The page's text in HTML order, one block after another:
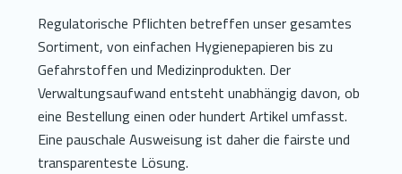
Regulatorische Pflichten betreffen unser gesamtes
Sortiment, von einfachen Hygienepapieren bis zu
Gefahrstoffen und Medizinprodukten. Der
Verwaltungsaufwand entsteht unabhängig davon, ob
eine Bestellung einen oder hundert Artikel umfasst.
Eine pauschale Ausweisung ist daher die fairste und
transparenteste Lösung.